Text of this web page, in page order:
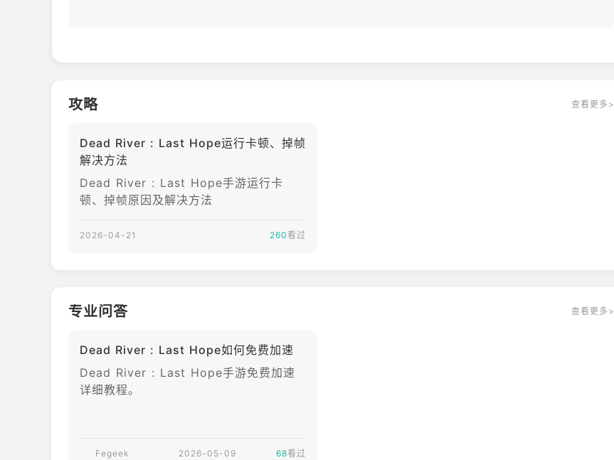
划中的一环？你的每一个抉择，都将决定谁能最终幸存，以及人类文明最终将以何种面貌留存下来。游戏特色
剧情深度丰富，角色故事线充满分支变化
离线模式——随时随地，尽情求生
遭遇随时间不断进化的变异敌人
当死亡仅仅是开端，你是否还能幸存？
欢迎来到隔离区。欢迎来到《死河：最后的希望》（Dead River: Last Hope）。
攻略 查看更多>
Dead River : Last Hope运行卡顿、掉帧
解决方法
Dead River : Last Hope手游运行卡
顿、掉帧原因及解决方法
2026-04-21 260看过
专业问答 查看更多>
Dead River : Last Hope如何免费加速
Dead River : Last Hope手游免费加速
详细教程。
Fegeek 2026-05-09 68看过